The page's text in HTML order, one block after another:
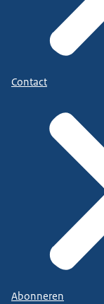
Contact
Abonneren